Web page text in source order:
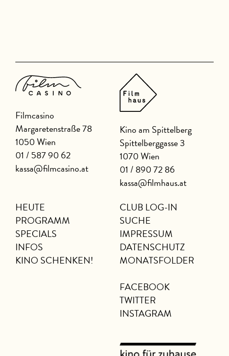
Filmcasino
Margaretenstraße 78
1050 Wien
01 / 587 90 62
kassa@filmcasino.at
Kino am Spittelberg
Spittelberggasse 3
1070 Wien
01 / 890 72 86
kassa@filmhaus.at
HEUTE
PROGRAMM
SPECIALS
INFOS
KINO SCHENKEN!
CLUB LOG-IN
SUCHE
IMPRESSUM
DATENSCHUTZ
MONATSFOLDER
FACEBOOK
TWITTER
INSTAGRAM